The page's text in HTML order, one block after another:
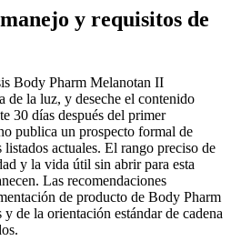
y requisitos de
Body Pharm Melanotan II
de la luz, y deseche el contenido
30 días después del primer
publica un prospecto formal de
actuales. El rango preciso de
y la vida útil sin abrir para esta
Las recomendaciones
de producto de Body Pharm
de la orientación estándar de cadena